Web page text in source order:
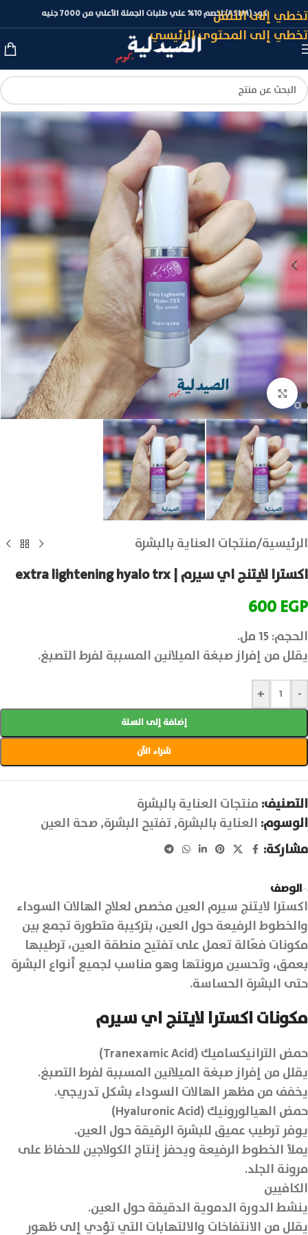
تخطي إلى التنقل
تخطي إلى المحتوى الرئيسي
كود (ASLM) لخصم 10% علي طلبات الجملة الأعلي من 7000 جنيه
انقر للتكبير
الرئيسية/منتجات العناية بالبشرة
اكسترا لايتنج اي سيرم | extra lightening hyalo trx
600EGP
الحجم: 15 مل.
يقلل من إفراز صبغة الميلانين المسببة لفرط التصبغ.
-
+
إضافة إلى السلة
شراء الآن
التصنيف: منتجات العناية بالبشرة
الوسوم: العناية بالبشرة,تفتيح البشرة,صحة العين
مشاركة:
الوصف
اكسترا لايتنج سيرم العين مخصص لعلاج الهالات السوداء
والخطوط الرفيعة حول العين، بتركيبة متطورة تجمع بين
مكونات فعّالة تعمل على تفتيح منطقة العين، ترطيبها
بعمق، وتحسين مرونتها وهو مناسب لجميع أنواع البشرة
حتى البشرة الحساسة.
مكونات اكسترا لايتنج اي سيرم
حمض الترانيكساميك (Tranexamic Acid)
يقلل من إفراز صبغة الميلانين المسببة لفرط التصبغ.
يخفف من مظهر الهالات السوداء بشكل تدريجي.
حمض الهيالورونيك (Hyaluronic Acid)
يوفر ترطيب عميق للبشرة الرقيقة حول العين.
يملأ الخطوط الرفيعة ويحفز إنتاج الكولاجين للحفاظ على
مرونة الجلد.
الكافيين
ينشط الدورة الدموية الدقيقة حول العين.
يقلل من الانتفاخات والالتهابات التي تؤدي إلى ظهور